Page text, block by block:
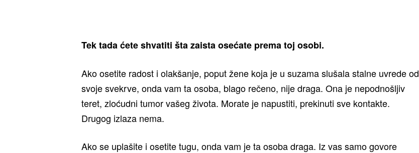
Tek tada ćete shvatiti šta zaista osećate prema toj osobi.
Ako osetite radost i olakšanje, poput žene koja je u suzama slušala stalne uvrede od
svoje svekrve, onda vam ta osoba, blago rečeno, nije draga. Ona je nepodnošljiv
teret, zloćudni tumor vašeg života. Morate je napustiti, prekinuti sve kontakte.
Drugog izlaza nema.
Ako se uplašite i osetite tugu, onda vam je ta osoba draga. Iz vas samo govore